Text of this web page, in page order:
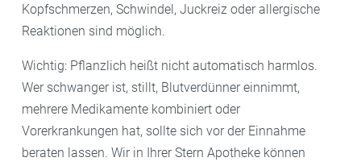
Kopfschmerzen, Schwindel, Juckreiz oder allergische
Reaktionen sind möglich.
Wichtig: Pflanzlich heißt nicht automatisch harmlos.
Wer schwanger ist, stillt, Blutverdünner einnimmt,
mehrere Medikamente kombiniert oder
Vorerkrankungen hat, sollte sich vor der Einnahme
beraten lassen. Wir in Ihrer Stern Apotheke können